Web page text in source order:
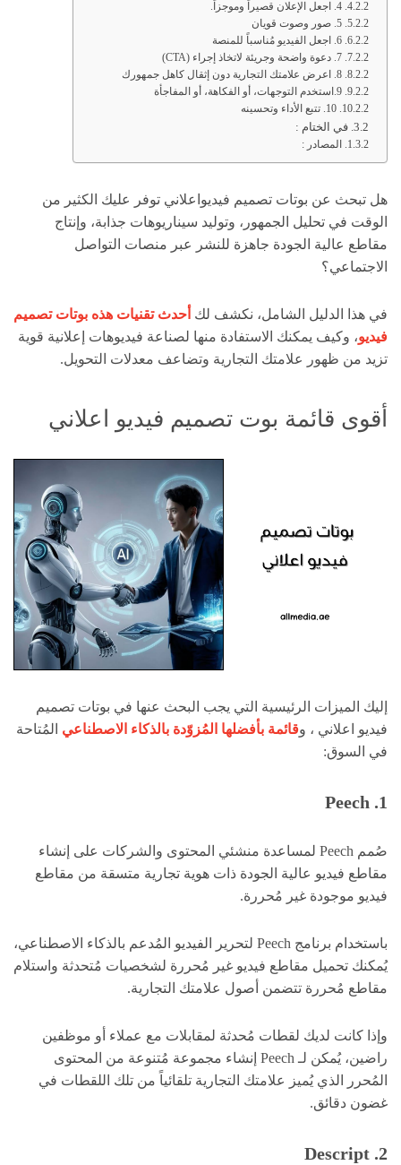
4. اجعل الإعلان قصيراً وموجزاً.
5. صور وصوت قويان
6. اجعل الفيديو مُناسباً للمنصة
7. دعوة واضحة وجريئة لاتخاذ إجراء (CTA)
8. اعرض علامتك التجارية دون إثقال كاهل جمهورك
9.استخدم التوجهات، أو الفكاهة، أو المفاجأة
10. تتبع الأداء وتحسينه
في الختام :
المصادر :
هل تبحث عن بوتات تصميم فيديواعلاني توفر عليك الكثير من
الوقت في تحليل الجمهور، وتوليد سيناريوهات جذابة، وإنتاج
مقاطع عالية الجودة جاهزة للنشر عبر منصات التواصل
الاجتماعي؟
في هذا الدليل الشامل، نكشف لك أحدث تقنيات هذه بوتات تصميم
فيديو، وكيف يمكنك الاستفادة منها لصناعة فيديوهات إعلانية قوية
تزيد من ظهور علامتك التجارية وتضاعف معدلات التحويل.
أقوى قائمة بوت تصميم فيديو اعلاني
إليك الميزات الرئيسية التي يجب البحث عنها في بوتات تصميم
فيديو اعلاني ، وقائمة بأفضلها المُزوّدة بالذكاء الاصطناعي المُتاحة
في السوق:
1. Peech
صُمم Peech لمساعدة منشئي المحتوى والشركات على إنشاء
مقاطع فيديو عالية الجودة ذات هوية تجارية متسقة من مقاطع
فيديو موجودة غير مُحررة.
باستخدام برنامج Peech لتحرير الفيديو المُدعم بالذكاء الاصطناعي،
يُمكنك تحميل مقاطع فيديو غير مُحررة لشخصيات مُتحدثة واستلام
مقاطع مُحررة تتضمن أصول علامتك التجارية.
وإذا كانت لديك لقطات مُحدثة لمقابلات مع عملاء أو موظفين
راضين، يُمكن لـ Peech إنشاء مجموعة مُتنوعة من المحتوى
المُحرر الذي يُميز علامتك التجارية تلقائياً من تلك اللقطات في
غضون دقائق.
2. Descript